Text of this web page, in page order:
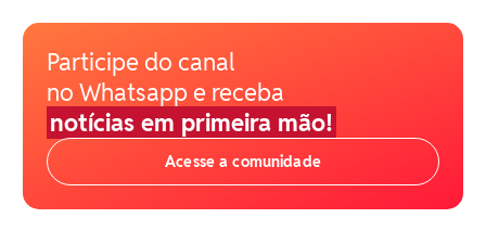
Participe do canal
no Whatsapp e receba
notícias em primeira mão!
Acesse a comunidade